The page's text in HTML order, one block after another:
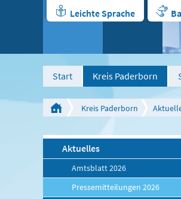
Leichte Sprache
Start Kreis Paderborn
Kreis Paderborn
Aktuelles
Amtsblatt 2026
Pressemitteilungen 2026